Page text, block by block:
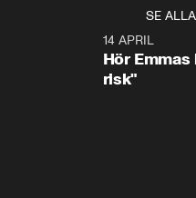
SE ALLA
14 APRIL
Hör
risk"